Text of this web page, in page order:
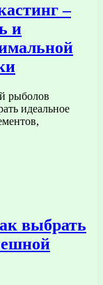
–
и
рыболов
идеальное
выбрать